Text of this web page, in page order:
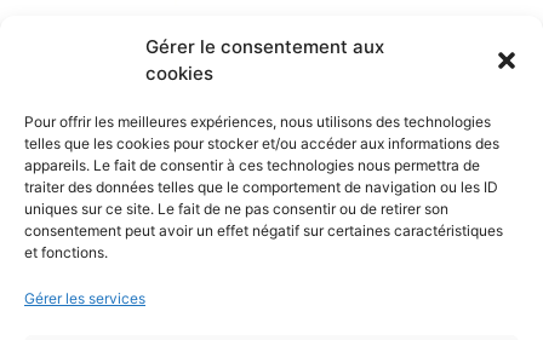
Gérer le consentement aux
cookies
Pour offrir les meilleures expériences, nous utilisons des technologies
telles que les cookies pour stocker et/ou accéder aux informations des
appareils. Le fait de consentir à ces technologies nous permettra de
traiter des données telles que le comportement de navigation ou les ID
uniques sur ce site. Le fait de ne pas consentir ou de retirer son
consentement peut avoir un effet négatif sur certaines caractéristiques
et fonctions.
Gérer les services
Agnès Marchand
Kervennou-Doelan 29360 Clohars-
Carnoët
06 03 02 04 18